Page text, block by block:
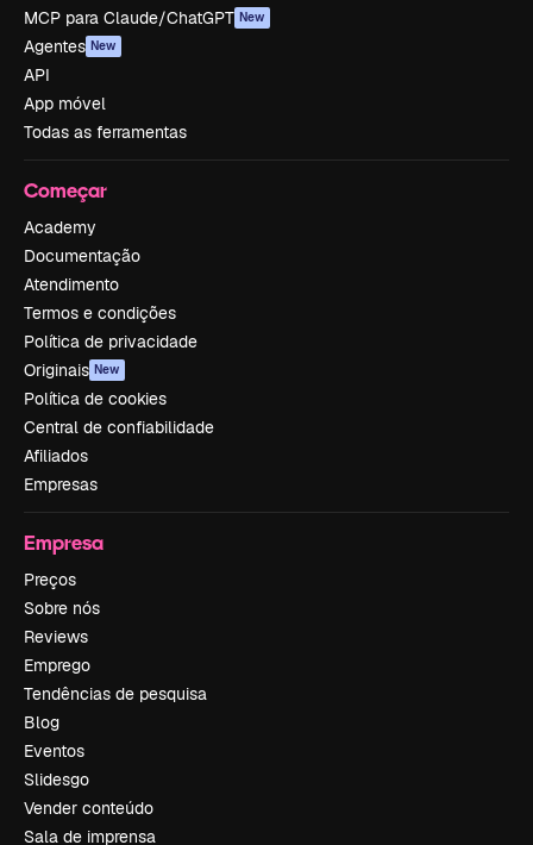
MCP para Claude/ChatGPT New
Agentes New
API
App móvel
Todas as ferramentas
Começar
Academy
Documentação
Atendimento
Termos e condições
Política de privacidade
Originais New
Política de cookies
Central de confiabilidade
Afiliados
Empresas
Empresa
Preços
Sobre nós
Reviews
Emprego
Tendências de pesquisa
Blog
Eventos
Slidesgo
Vender conteúdo
Sala de imprensa